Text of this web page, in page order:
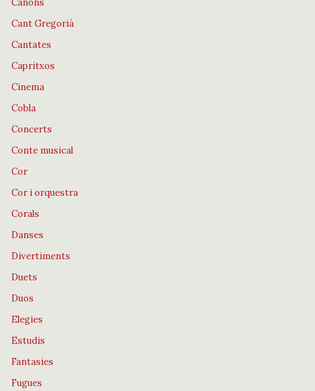
Cànons
Cant Gregorià
Cantates
Capritxos
Cinema
Cobla
Concerts
Conte musical
Cor
Cor i orquestra
Corals
Danses
Divertiments
Duets
Duos
Elegies
Estudis
Fantasies
Fugues